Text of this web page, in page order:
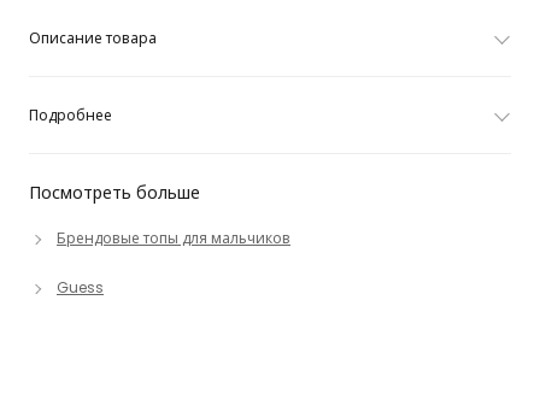
Посмотреть больше
Брендовые топы для мальчиков
Guess
Описание товара
Подробнее